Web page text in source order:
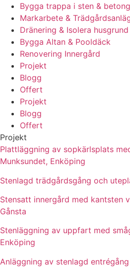
Bygga trappa i sten & betong
Markarbete &
Dränering & Isolera
Bygga Altan & Pooldäck
Renovering Innergård
Projekt
Blogg
Offert
Projekt
Blogg
Offert
Projekt
Plattläggning av sopkärlsplats
Munksundet, Enköping
Stenlagd trädgårdsgång och
Stensatt innergård med kantsten
Gånsta
Stenläggning av uppfart med
Enköping
Anläggning av stenlagd